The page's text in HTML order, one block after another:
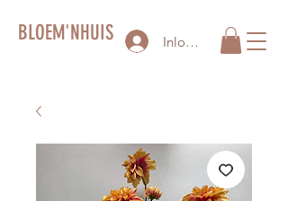
BLOEM'NHUIS Inloggen